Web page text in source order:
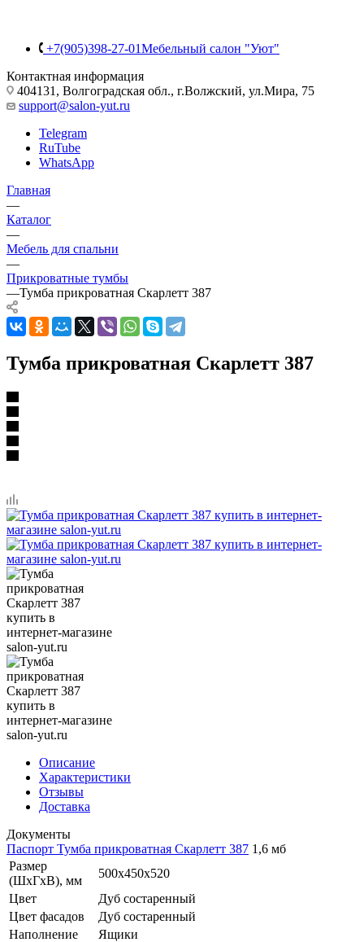
+7(905)398-27-01Мебельный салон "Уют"
Контактная информация
404131, Волгоградская обл., г.Волжский, ул.Мира, 75
support@salon-yut.ru
Telegram
RuTube
WhatsApp
Главная
—
Каталог
—
Мебель для спальни
—
Прикроватные тумбы
—Тумба прикроватная Скарлетт 387
Тумба прикроватная Скарлетт 387
Описание
Характеристики
Отзывы
Доставка
Документы
Паспорт Тумба прикроватная Скарлетт 387 1,6 мб
Размер
(ШхГхВ), мм
500х450х520
Цвет
Дуб состаренный
Цвет фасадов
Дуб состаренный
Наполнение
Ящики